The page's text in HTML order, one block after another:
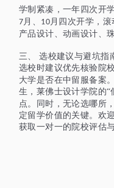
学制紧凑，一年四次开
7 月、 10 月四次开学，
产品设计、动画设计、
三
选校建议与避坑指
选校时建议优先核验院
大学是否在中留服备案
生，莱佛士设计学院的“
点 。 同时，无论选哪所
定留学价值的关键。欢
获取一对一的院校评估